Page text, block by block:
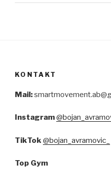
KONTAKT
Mail:
Instagram
TikTok @bojan_avramovic_
Top Gym